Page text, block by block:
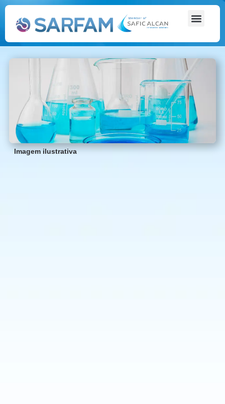
Imagem ilustrativa